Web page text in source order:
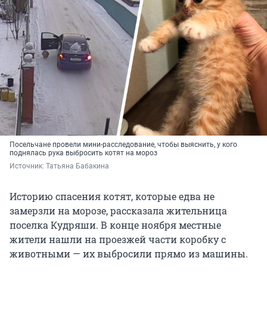
Посельчане провели мини-расследование, чтобы выяснить, у кого
поднялась рука выбросить котят на мороз
Источник: Татьяна Бабакина
Историю спасения котят, которые едва не
замерзли на морозе, рассказала жительница
поселка Кудряши. В конце ноября местные
жители нашли на проезжей части коробку с
животными — их выбросили прямо из машины.